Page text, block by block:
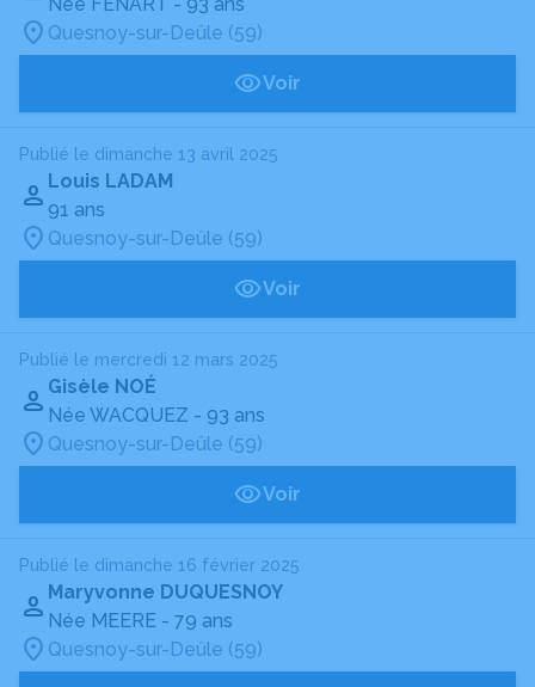
Quesnoy-sur-Deûle (59)
Voir
Publié le dimanche 13 avril 2025
Louis LADAM
91 ans
Quesnoy-sur-Deûle (59)
Voir
Publié le mercredi 12 mars 2025
Gisèle NOÉ
Née WACQUEZ - 93 ans
Quesnoy-sur-Deûle (59)
Voir
Publié le dimanche 16 février 2025
Maryvonne DUQUESNOY
Née MEERE - 79 ans
Quesnoy-sur-Deûle (59)